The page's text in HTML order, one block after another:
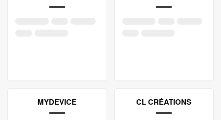
MYDEVICE CL CRÉATIONS